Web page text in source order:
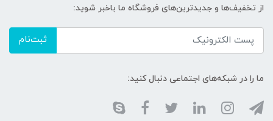
از تخفیف‌ها و جدیدترین‌های فروشگاه ما باخبر شوید:
ثبت‌نام
ما را در شبکه‌های اجتماعی دنبال کنید: